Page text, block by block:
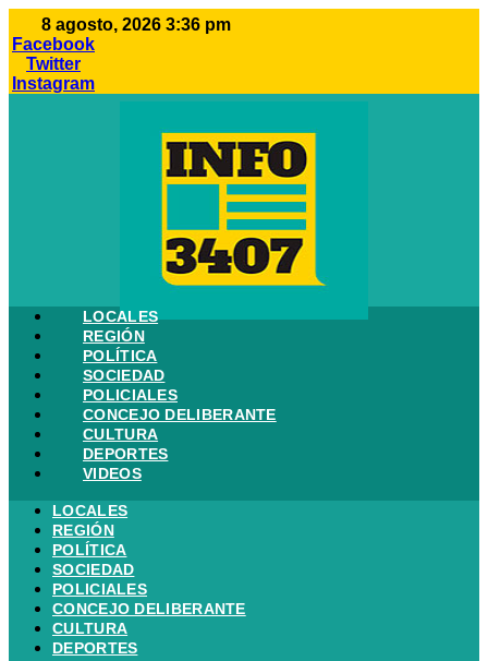
al
contenido
8 agosto, 2026 3:36 pm
Facebook
Twitter
Instagram
LOCALES
REGIÓN
POLÍTICA
SOCIEDAD
POLICIALES
CONCEJO DELIBERANTE
CULTURA
DEPORTES
VIDEOS
LOCALES
REGIÓN
POLÍTICA
SOCIEDAD
POLICIALES
CONCEJO DELIBERANTE
CULTURA
DEPORTES